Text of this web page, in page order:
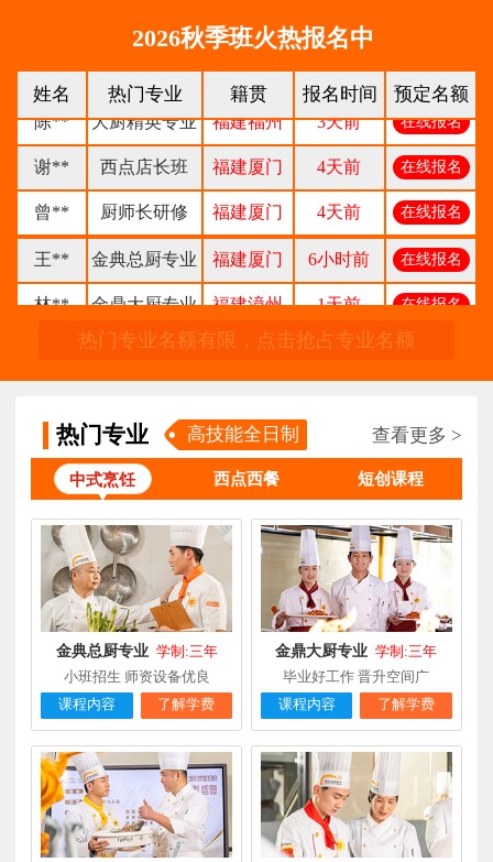
2026秋季班火热报名中
姓名 热门专业 籍贯 报名时间 预定名额
时尚西餐西点
陈** 大厨精英专业 福建福州 3天前 在线报名
谢** 西点店长班 福建厦门 4天前 在线报名
曾** 厨师长研修 福建厦门 4天前 在线报名
王** 金典总厨专业 福建厦门 6小时前 在线报名
林** 金鼎大厨专业 福建漳州 1天前 在线报名
时尚西点专业 福建泉州 3天前 在线报名
钟** 经典西点专业 福建龙岩 在线报名
柯** 经典西点专业 福建厦门 1天前 在线报名
赖**
时尚西餐西点
专业
福建三明 16小时前 在线报名
陈** 大厨精英专业 福建福州 3天前 在线报名
谢** 西点店长班 福建厦门 4天前 在线报名
曾** 厨师长研修 4天前 在线报名
热门专业名额有限，点击抢占专业名额
热门专业 高技能全日制 查看更多 >
中式烹饪 西点西餐 短创课程
金典总厨专业 学制:三年
小班招生 师资设备优良
课程内容
了解学费
金鼎大厨专业 学制:三年
毕业好工作 晋升空间广
课程内容
了解学费